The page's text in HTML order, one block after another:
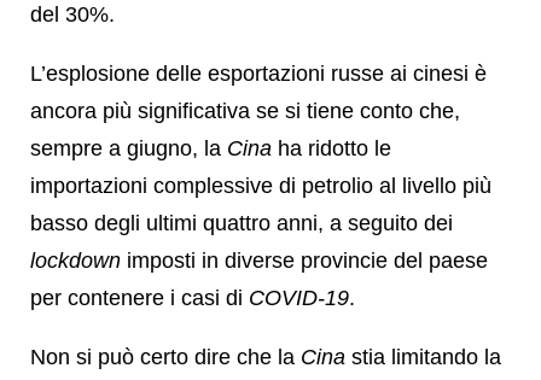
del 30%.
L’esplosione delle esportazioni russe ai cinesi è
ancora più significativa se si tiene conto che,
sempre a giugno, la Cina ha ridotto le
importazioni complessive di petrolio al livello più
basso degli ultimi quattro anni, a seguito dei
lockdown imposti in diverse provincie del paese
per contenere i casi di COVID-19.
Non si può certo dire che la Cina stia limitando la